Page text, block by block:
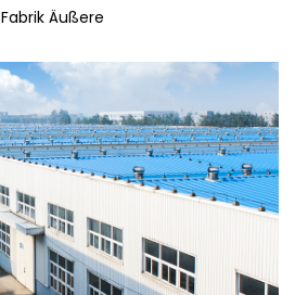
Fabrik Äußere